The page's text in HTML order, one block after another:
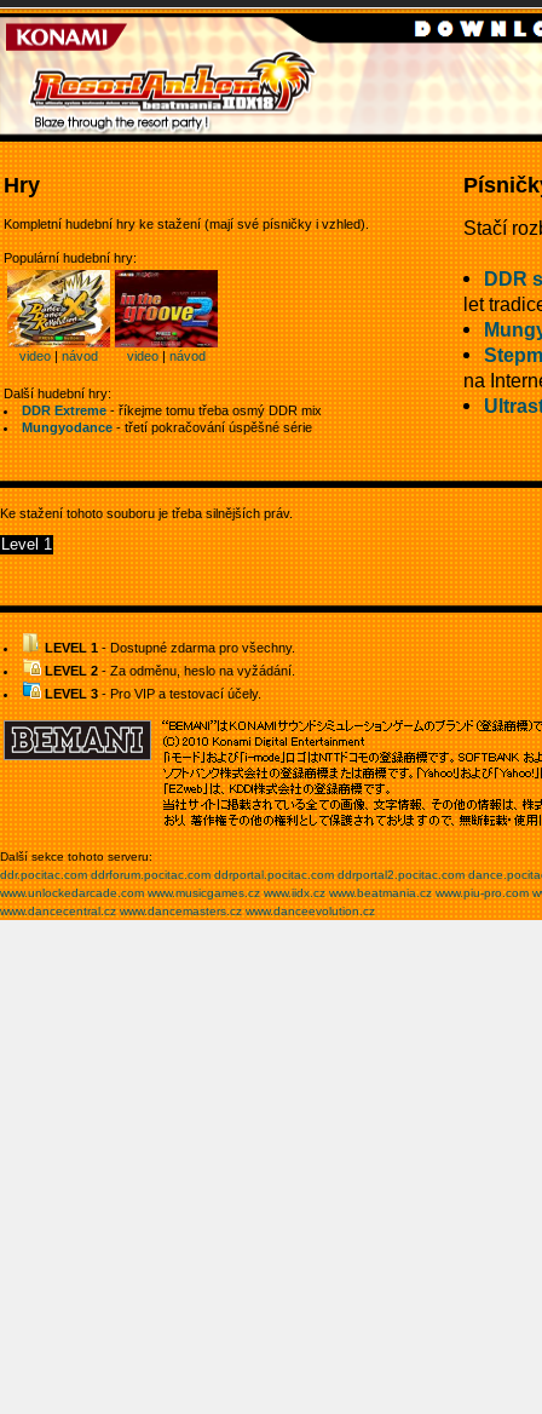
Hry
Kompletní hudební hry ke stažení (mají své písničky i vzhled).
Populární hudební hry:
video|návod video|návod
Další hudební hry:
DDR Extreme- říkejme tomu třeba osmý DDR mix
Mungyodance- třetí pokračování úspěšné série
Stačí
DDR
let
na
Ke stažení tohoto souboru je třeba silnějších práv.
Level 1
LEVEL 1- Dostupné zdarma pro všechny.
LEVEL 2- Za odměnu, heslo na vyžádání.
LEVEL 3- Pro VIP a testovací účely.
Další sekce tohoto serveru:
ddr.pocitac.com ddrforum.pocitac.com ddrportal.pocitac.com ddrportal2.pocitac.com
www.unlockedarcade.com www.musicgames.cz www.iidx.cz www.beatmania.cz www.piu-pro.com
www.dancecentral.cz www.dancemasters.cz www.danceevolution.cz